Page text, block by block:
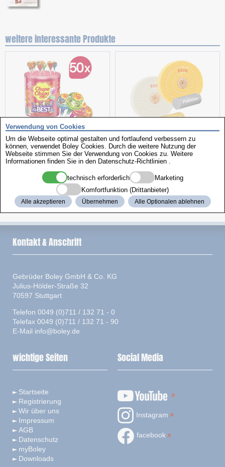
weitere interessante Produkte
Aktionspaket Polierscheiben
Benzindosen
Verwendung von Cookies
Um die Webseite optimal gestalten und fortlaufend verbessern zu
können, verwendet Boley Cookies. Durch die weitere Nutzung der
Webseite stimmen Sie der Verwendung von Cookies zu. Weitere
Informationen finden Sie in den Datenschutz-Richtlinien
technisch erforderlich
Marketing
Komfortfunktion (Drittanbieter)
Alle akzeptieren Übernehmen Alle Optionalen ablehnen
Kontakt & Anschrift
Gebrüder Boley GmbH & Co. KG
Julius-Hölder-Straße 32
70597 Stuttgart
Telefon 0049 (0)711 / 132 71 - 0
Telefax 0049 (0)711 / 132 71 - 90
E-Mail info@boley.de
wichtige Seiten
Startseite
Registrierung
Wir über uns
Impressum
AGB
Datenschutz
myBoley
Downloads
Social Media
Instagram
facebook